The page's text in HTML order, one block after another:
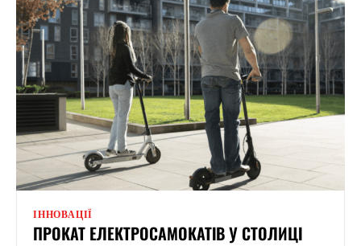
ІННОВАЦІЇ
ПРОКАТ ЕЛЕКТРОСАМОКАТІВ У СТОЛИЦІ